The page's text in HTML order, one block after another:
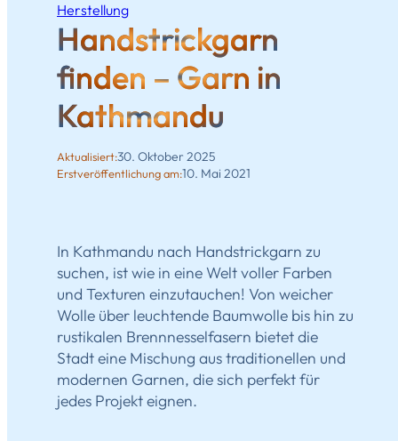
Herstellung
Handstrickgarn
finden – Garn in
Kathmandu
Aktualisiert:30. Oktober 2025
Erstveröffentlichung am:10. Mai 2021
In Kathmandu nach Handstrickgarn zu
suchen, ist wie in eine Welt voller Farben
und Texturen einzutauchen! Von weicher
Wolle über leuchtende Baumwolle bis hin zu
rustikalen Brennnesselfasern bietet die
Stadt eine Mischung aus traditionellen und
modernen Garnen, die sich perfekt für
jedes Projekt eignen.